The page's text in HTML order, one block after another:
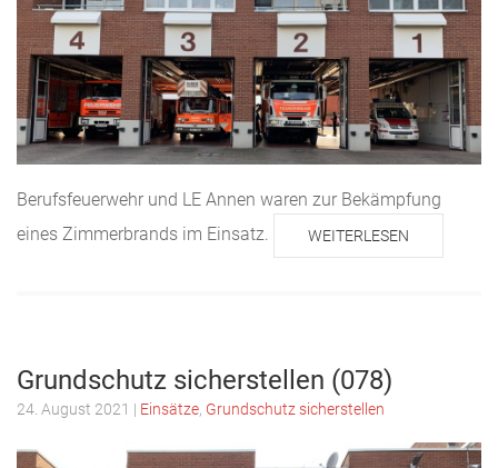
Berufsfeuerwehr und LE Annen waren zur Bekämpfung
eines Zimmerbrands im Einsatz.
WEITERLESEN
Grundschutz sicherstellen (078)
24. August 2021 | Einsätze, Grundschutz sicherstellen